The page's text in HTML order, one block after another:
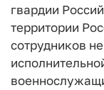
гвардии
территории
сотрудников